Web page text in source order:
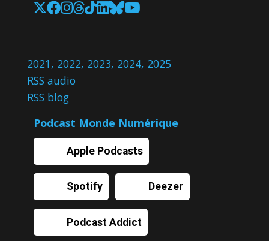
2021, 2022, 2023, 2024, 2025
RSS audio
RSS blog
Podcast Monde Numérique
Apple Podcasts
Spotify Deezer
Podcast Addict